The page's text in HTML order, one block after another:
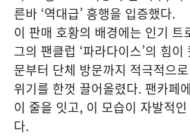
른바 ‘역대급’ 흥행을 입증했다.
이 판매 호황의 배경에는 인기 트
그의 팬클럽 ‘파라다이스’의 힘
문부터 단체 방문까지 적극적으
위기를 한껏 끌어올렸다. 팬카페
이 줄을 잇고, 이 모습이 자발적
다.